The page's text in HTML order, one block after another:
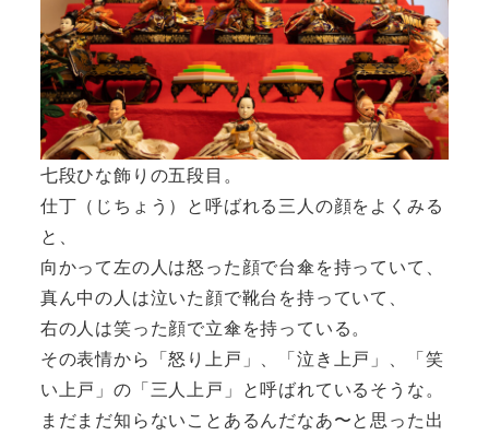
七段ひな飾りの五段目。
仕丁（じちょう）と呼ばれる三人の顔をよくみる
と、
向かって左の人は怒った顔で台傘を持っていて、
真ん中の人は泣いた顔で靴台を持っていて、
右の人は笑った顔で立傘を持っている。
その表情から「怒り上戸」、「泣き上戸」、「笑
い上戸」の「三人上戸」と呼ばれているそうな。
まだまだ知らないことあるんだなあ〜と思った出